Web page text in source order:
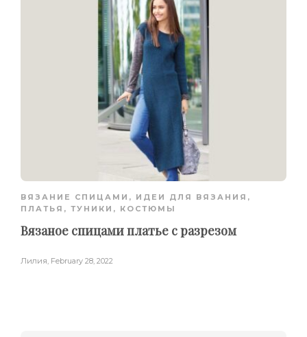
ВЯЗАНИЕ СПИЦАМИ , ИДЕИ ДЛЯ ВЯЗАНИЯ ,
ПЛАТЬЯ, ТУНИКИ, КОСТЮМЫ
Вязаное спицами платье с разрезом
Лилия, February 28, 2022